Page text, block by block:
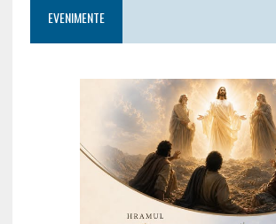
EVENIMENTE